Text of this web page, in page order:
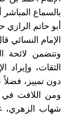
بالسماع
أبو حاتم
الإمام النسائي
وتتضمن لائحة
الثقات،
دون تمييز،
ومن اللافت في
شهاب الزهري،